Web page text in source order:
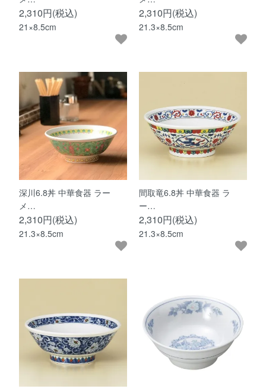
2,310円(税込)
21×8.5cm
2,310円(税込)
21.3×8.5cm
深川6.8丼 中華食器 ラー
メ…
2,310円(税込)
21.3×8.5cm
間取竜6.8丼 中華食器 ラ
ー…
2,310円(税込)
21.3×8.5cm